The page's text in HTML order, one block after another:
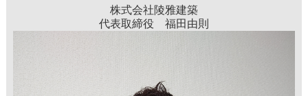
株式会社陵雅建築
代表取締役 福田由則